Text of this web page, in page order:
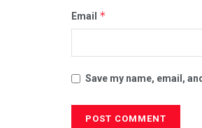
Email *
Save my name, email,